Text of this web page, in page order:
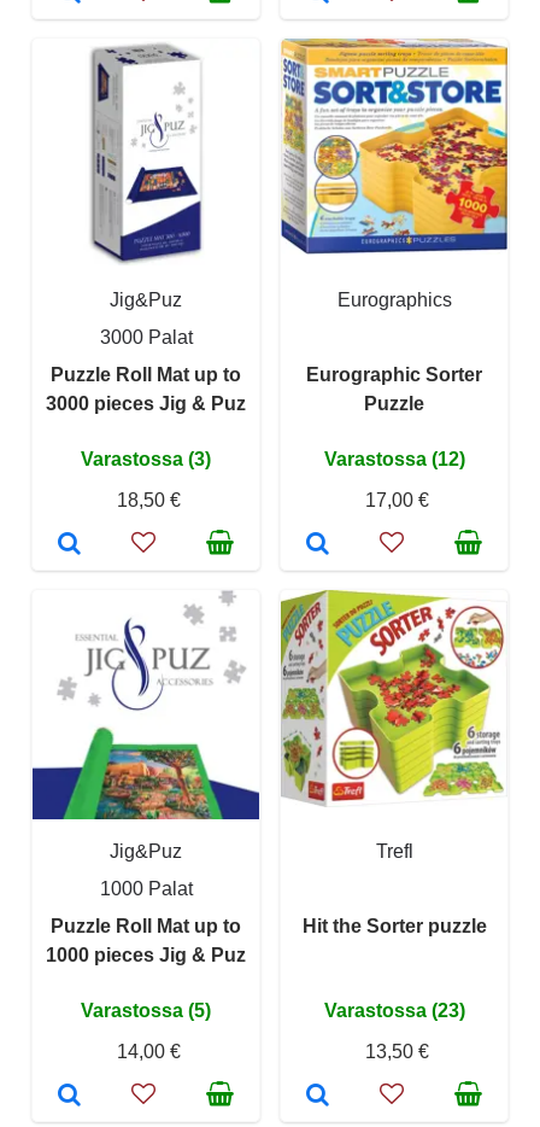
Jig&Puz
3000 Palat
Puzzle Roll Mat up to
3000 pieces Jig & Puz
Varastossa (3)
18,50 €
Eurographics
Eurographic Sorter
Puzzle
Varastossa (12)
17,00 €
Jig&Puz
1000 Palat
Puzzle Roll Mat up to
1000 pieces Jig & Puz
Varastossa (5)
14,00 €
Trefl
Hit the Sorter puzzle
Varastossa (23)
13,50 €